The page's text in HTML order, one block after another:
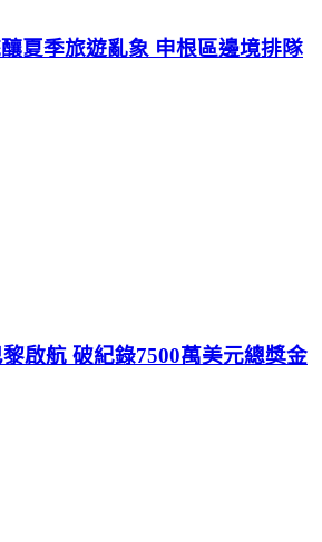
夏季旅遊亂象 申根區邊境排隊
啟航 破紀錄7500萬美元總獎金